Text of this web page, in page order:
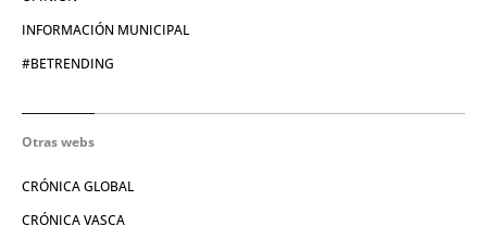
INFORMACIÓN MUNICIPAL
#BETRENDING
Otras webs
CRÓNICA GLOBAL
CRÓNICA VASCA